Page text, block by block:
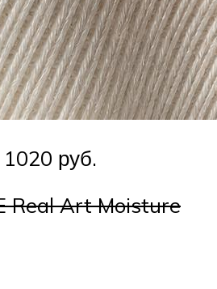
руб.
Real Art Moisture